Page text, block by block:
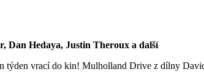
Hedaya, Justin Theroux a další
týden vrací do kin! Mulholland Drive z dílny